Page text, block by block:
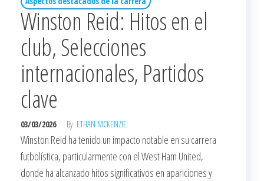
Winston Reid: Hitos en el
club, Selecciones
internacionales, Partidos
clave
03/03/2026 By ETHAN MCKENZIE
Winston Reid ha tenido un impacto notable en su carrera
futbolística, particularmente con el West Ham United,
donde ha alcanzado hitos significativos en apariciones y